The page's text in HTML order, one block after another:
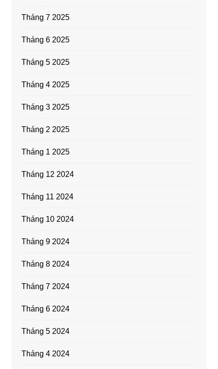
Tháng 7 2025
Tháng 6 2025
Tháng 5 2025
Tháng 4 2025
Tháng 3 2025
Tháng 2 2025
Tháng 1 2025
Tháng 12 2024
Tháng 11 2024
Tháng 10 2024
Tháng 9 2024
Tháng 8 2024
Tháng 7 2024
Tháng 6 2024
Tháng 5 2024
Tháng 4 2024